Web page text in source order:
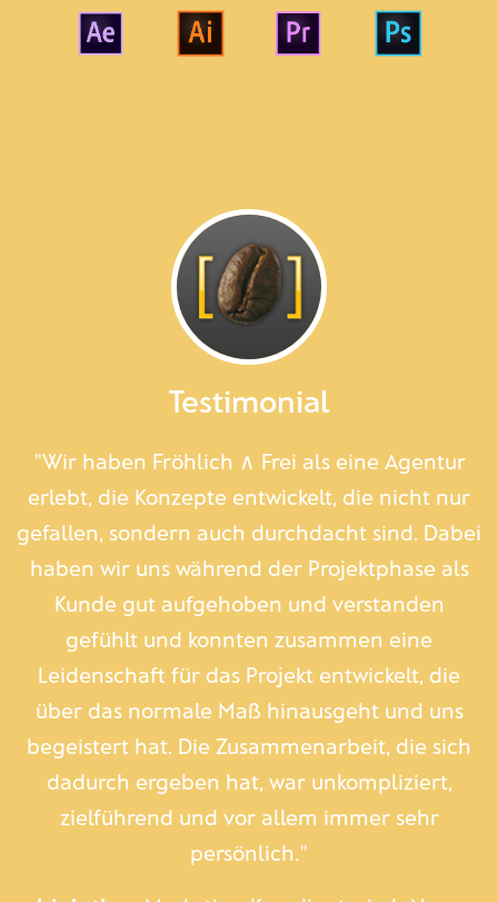
Testimonial
"Wir haben Fröhlich ∧ Frei als eine Agentur
erlebt, die Konzepte entwickelt, die nicht nur
gefallen, sondern auch durchdacht sind. Dabei
haben wir uns während der Projektphase als
Kunde gut aufgehoben und verstanden
gefühlt und konnten zusammen eine
Leidenschaft für das Projekt entwickelt, die
über das normale Maß hinausgeht und uns
begeistert hat. Die Zusammenarbeit, die sich
dadurch ergeben hat, war unkompliziert,
zielführend und vor allem immer sehr
persönlich."